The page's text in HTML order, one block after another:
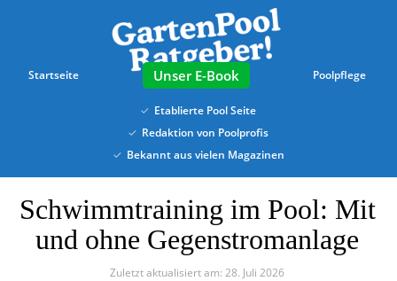
content
Startseite Poolpflege
E-Book
Etablierte Pool Seite
Redaktion von Poolprofis
Bekannt aus vielen Magazinen
Schwimmtraining im Pool: Mit
und ohne Gegenstromanlage
Zuletzt aktualisiert am: 28. Juli 2026